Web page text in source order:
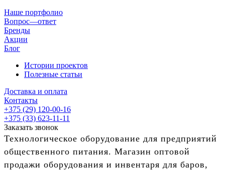
Наше портфолио
Вопрос—ответ
Бренды
Акции
Блог
Истории проектов
Полезные статьи
Доставка и оплата
Контакты
+375 (29) 120-00-16
+375 (33) 623-11-11
Заказать звонок
Технологическое оборудование для предприятий
общественного питания. Магазин оптовой
продажи оборудования и инвентаря для баров,